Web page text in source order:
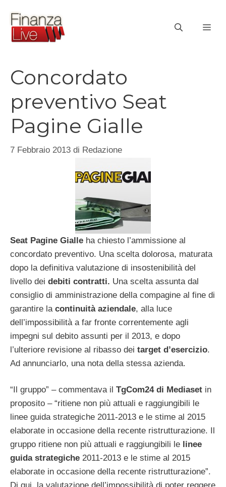
contenuto
Concordato
preventivo Seat
Pagine Gialle
7 Febbraio 2013 di Redazione
Seat Pagine Gialle ha chiesto l’ammissione al
concordato preventivo. Una scelta dolorosa, maturata
dopo la definitiva valutazione di insostenibilità del
livello dei debiti contratti. Una scelta assunta dal
consiglio di amministrazione della compagine al fine di
garantire la continuità aziendale, alla luce
dell’impossibilità a far fronte correntemente agli
impegni sul debito assunti per il 2013, e dopo
l’ulteriore revisione al ribasso dei target d’esercizio.
Ad annunciarlo, una nota della stessa azienda.
“Il gruppo” – commentava il TgCom24 di Mediaset in
proposito – “ritiene non più attuali e raggiungibili le
linee guida strategiche 2011-2013 e le stime al 2015
elaborate in occasione della recente ristrutturazione. Il
gruppo ritiene non più attuali e raggiungibili le linee
guida strategiche 2011-2013 e le stime al 2015
elaborate in occasione della recente ristrutturazione”.